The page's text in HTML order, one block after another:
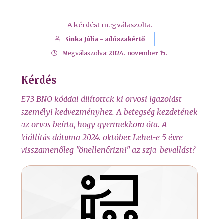
A kérdést megválaszolta:
Sinka Júlia - adószakértő
Megválaszolva: 2024. november 15.
Kérdés
E73 BNO kóddal állítottak ki orvosi igazolást
személyi kedvezményhez. A betegség kezdetének
az orvos beírta, hogy gyermekkora óta. A
kiállítás dátuma 2024. október. Lehet-e 5 évre
visszamenőleg "önellenőrizni" az szja-bevallást?